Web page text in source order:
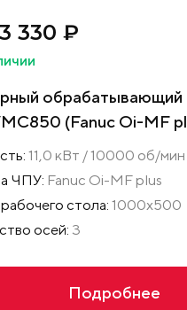
330 ₽
обрабатывающий
(Fanuc Oi-MF
11,0 кВт / 10000 об/мин
ЧПУ: Fanuc Oi-MF plus
стола: 1000х500
осей: 3
Подробнее